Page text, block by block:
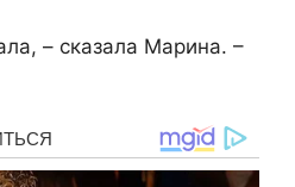
– сказала Марина. –